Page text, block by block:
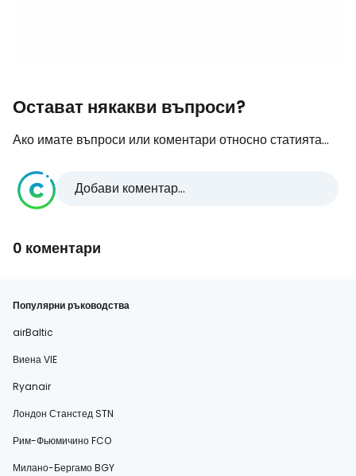
Остават някакви въпроси?
Ако имате въпроси или коментари относно статията...
Добави коментар...
0 коментари
Популярни ръководства
airBaltic
Виена VIE
Ryanair
Лондон Станстед STN
Рим-Фьюмичино FCO
Милано-Бергамо BGY